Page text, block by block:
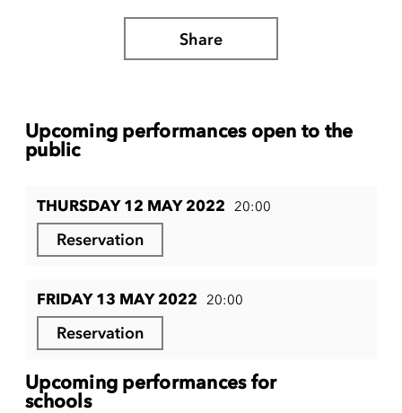
Share
Upcoming performances open to the
public
THURSDAY 12 MAY 2022 20:00
Reservation
FRIDAY 13 MAY 2022 20:00
Reservation
Upcoming performances for
schools